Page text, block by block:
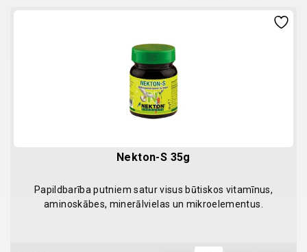
Nekton-S 35g
Papildbarība putniem satur visus būtiskos vitamīnus,
aminoskābes, minerālvielas un mikroelementus.